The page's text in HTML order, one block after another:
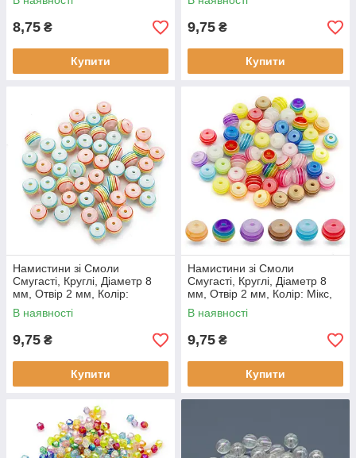
8,75 ₴
Купити
9,75 ₴
Купити
Намистини зі Смоли
Смугасті, Круглі, Діаметр 8
мм, Отвір 2 мм, Колір:
Різнокольоровий, (10 шт./уп)
В наявності
9,75 ₴
Купити
Намистини зі Смоли
Смугасті, Круглі, Діаметр 8
мм, Отвір 2 мм, Колір: Мікс,
(10 шт./уп)
В наявності
9,75 ₴
Купити